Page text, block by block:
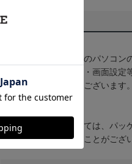
商品について
商品画像は、お使いのパソコ
ンのメーカー・機種・画面設
なって見える場合がございます
取り扱い商品によっては、パッ
予告なく変更になることがござ